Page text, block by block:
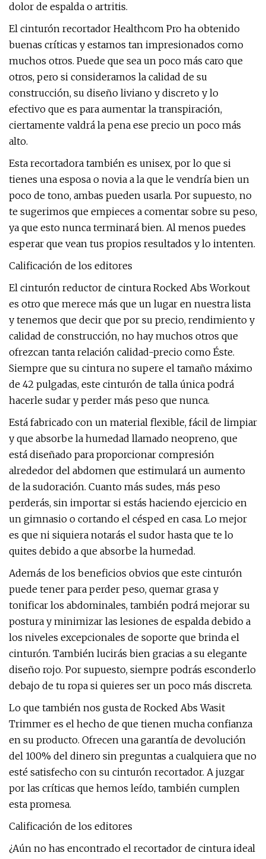
dolor de espalda o artritis.
El cinturón recortador Healthcom Pro ha obtenido
buenas críticas y estamos tan impresionados como
muchos otros. Puede que sea un poco más caro que
otros, pero si consideramos la calidad de su
construcción, su diseño liviano y discreto y lo
efectivo que es para aumentar la transpiración,
ciertamente valdrá la pena ese precio un poco más
alto.
Esta recortadora también es unisex, por lo que si
tienes una esposa o novia a la que le vendría bien un
poco de tono, ambas pueden usarla. Por supuesto, no
te sugerimos que empieces a comentar sobre su peso,
ya que esto nunca terminará bien. Al menos puedes
esperar que vean tus propios resultados y lo intenten.
Calificación de los editores
El cinturón reductor de cintura Rocked Abs Workout
es otro que merece más que un lugar en nuestra lista
y tenemos que decir que por su precio, rendimiento y
calidad de construcción, no hay muchos otros que
ofrezcan tanta relación calidad-precio como Éste.
Siempre que su cintura no supere el tamaño máximo
de 42 pulgadas, este cinturón de talla única podrá
hacerle sudar y perder más peso que nunca.
Está fabricado con un material flexible, fácil de limpiar
y que absorbe la humedad llamado neopreno, que
está diseñado para proporcionar compresión
alrededor del abdomen que estimulará un aumento
de la sudoración. Cuanto más sudes, más peso
perderás, sin importar si estás haciendo ejercicio en
un gimnasio o cortando el césped en casa. Lo mejor
es que ni siquiera notarás el sudor hasta que te lo
quites debido a que absorbe la humedad.
Además de los beneficios obvios que este cinturón
puede tener para perder peso, quemar grasa y
tonificar los abdominales, también podrá mejorar su
postura y minimizar las lesiones de espalda debido a
los niveles excepcionales de soporte que brinda el
cinturón. También lucirás bien gracias a su elegante
diseño rojo. Por supuesto, siempre podrás esconderlo
debajo de tu ropa si quieres ser un poco más discreta.
Lo que también nos gusta de Rocked Abs Wasit
Trimmer es el hecho de que tienen mucha confianza
en su producto. Ofrecen una garantía de devolución
del 100% del dinero sin preguntas a cualquiera que no
esté satisfecho con su cinturón recortador. A juzgar
por las críticas que hemos leído, también cumplen
esta promesa.
Calificación de los editores
¿Aún no has encontrado el recortador de cintura ideal